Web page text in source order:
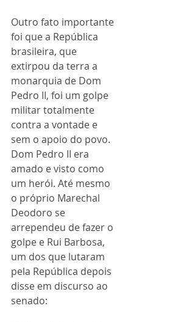
Outro fato importante
foi que a República
brasileira, que
extirpou da terra a
monarquia de Dom
Pedro II, foi um golpe
militar totalmente
contra a vontade e
sem o apoio do povo.
Dom Pedro II era
amado e visto como
um herói. Até mesmo
o próprio Marechal
Deodoro se
arrependeu de fazer o
golpe e Rui Barbosa,
um dos que lutaram
pela República depois
disse em discurso ao
senado: